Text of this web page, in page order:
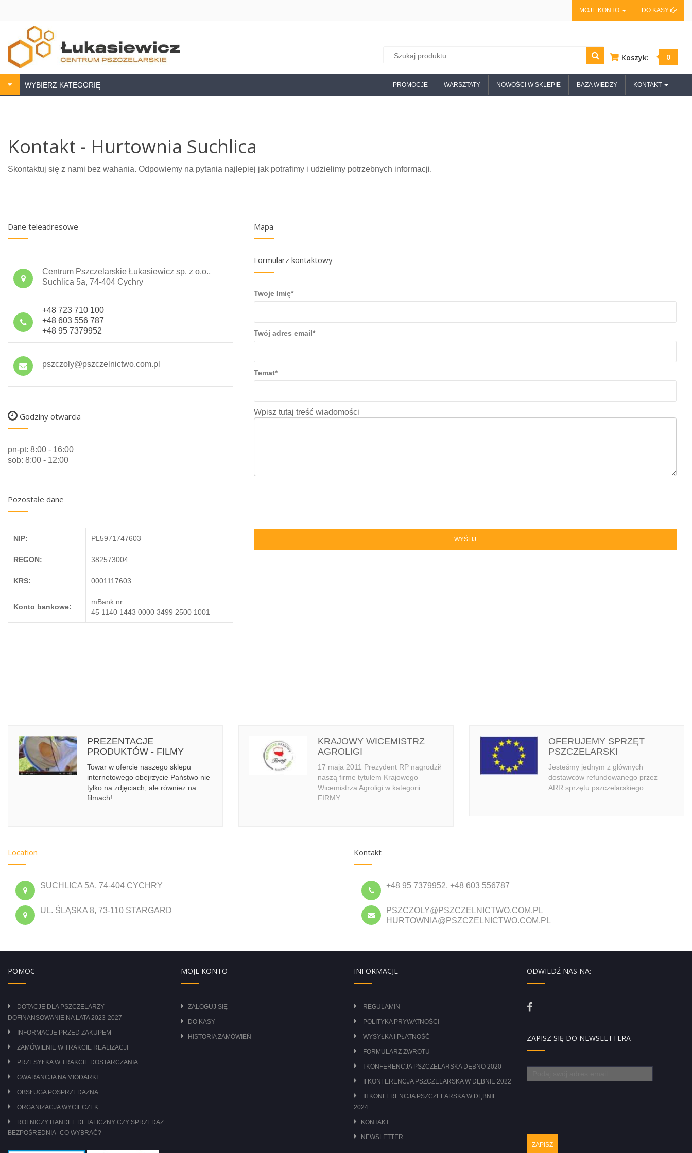
MOJE KONTO DO KASY
Koszyk: 0
PROMOCJE WARSZTATY NOWOŚCI W SKLEPIE BAZA WIEDZY KONTAKT
WYBIERZ KATEGORIĘ
Kontakt - Hurtownia Suchlica
Skontaktuj się z nami bez wahania. Odpowiemy na pytania najlepiej jak potrafimy i udzielimy potrzebnych informacji.
Dane teleadresowe
Centrum Pszczelarskie Łukasiewicz sp. z o.o.,
Suchlica 5a, 74-404 Cychry
+48 723 710 100
+48 603 556 787
+48 95 7379952
pszczoly@pszczelnictwo.com.pl
Godziny otwarcia
pn-pt: 8:00 - 16:00
sob: 8:00 - 12:00
Pozostałe dane
NIP: PL5971747603
REGON: 382573004
KRS: 0001117603
Konto bankowe:
mBank nr:
45 1140 1443 0000 3499 2500 1001
Mapa
Formularz kontaktowy
Twoje Imię*
Twój adres email*
Temat*
Wpisz tutaj treść wiadomości
PREZENTACJE
PRODUKTÓW - FILMY
Towar w ofercie naszego sklepu
internetowego obejrzycie Państwo nie
tylko na zdjęciach, ale również na
filmach!
KRAJOWY WICEMISTRZ
AGROLIGI
17 maja 2011 Prezydent RP nagrodził
naszą firme tytułem Krajowego
Wicemistrza Agroligi w kategorii
FIRMY
OFERUJEMY SPRZĘT
PSZCZELARSKI
Jesteśmy jednym z głównych
dostawców refundowanego przez
ARR sprzętu pszczelarskiego.
Location
SUCHLICA 5A, 74-404 CYCHRY
UL. ŚLĄSKA 8, 73-110 STARGARD
Kontakt
+48 95 7379952, +48 603 556787
PSZCZOLY@PSZCZELNICTWO.COM.PL
HURTOWNIA@PSZCZELNICTWO.COM.PL
POMOC
DOTACJE DLA PSZCZELARZY -
DOFINANSOWANIE NA LATA 2023-2027
INFORMACJE PRZED ZAKUPEM
ZAMÓWIENIE W TRAKCIE REALIZACJI
PRZESYŁKA W TRAKCIE DOSTARCZANIA
GWARANCJA NA MIODARKI
OBSŁUGA POSPRZEDAŻNA
ORGANIZACJA WYCIECZEK
ROLNICZY HANDEL DETALICZNY CZY SPRZEDAŻ
BEZPOŚREDNIA- CO WYBRAĆ?
MOJE KONTO
ZALOGUJ SIĘ
DO KASY
HISTORIA ZAMÓWIEŃ
INFORMACJE
REGULAMIN
POLITYKA PRYWATNOŚCI
WYSYŁKA I PŁATNOŚĆ
FORMULARZ ZWROTU
I KONFERENCJA PSZCZELARSKA DĘBNO 2020
II KONFERENCJA PSZCZELARSKA W DĘBNIE 2022
III KONFERENCJA PSZCZELARSKA W DĘBNIE
2024
KONTAKT
NEWSLETTER
ODWIEDŹ NAS NA:
ZAPISZ SIĘ DO NEWSLETTERA